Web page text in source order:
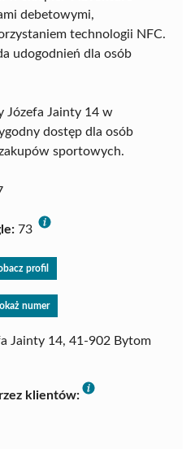
debetowymi,
technologii NFC.
udogodnień dla osób
Józefa Jainty 14 w
dostęp dla osób
sportowych.
73
profil
numer
Jainty 14, 41-902 Bytom
klientów: